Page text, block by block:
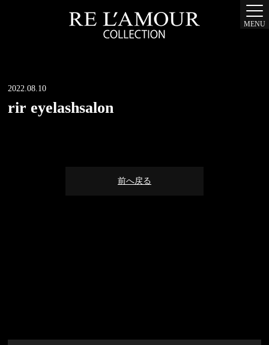
MENU
2022.08.10
rir eyelashsalon
前へ戻る